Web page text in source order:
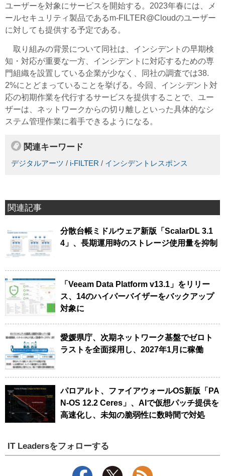
ユーザーを対象にサービスを開始する。2023年春には、メ
ールセキュリティ製品であるm-FILTER@Cloudのユーザー
に対しても提供する予定である。
取り組みの背景について同社は、インシデントの早期検
知・対応が重要な一方、インシデントに対応するための専
門組織を設置している企業が少なく、同社の調査では38.
2%にとどまっていることを挙げる。今回、インシデント対
応の初期作業を代行するサービスを提供することで、ユー
ザーは、ネットワークからの切り離しといった具体的なシ
ステム管理作業に着手できるようになる。
関連キーワード
デジタルアーツ / i-FILTER / インシデントレスポンス
関連記事
分散台帳ミドルウェア新版「ScalarDL 3.1
4」、長期運用時のストレージ使用量を抑制
「Veeam Data Platform v13.1」をリリー
ス、14のハイパーバイザーをバックアップ
対象に
愛媛県庁、次期ネットワーク基盤でゼロト
ラストを全面採用し、2027年1月に稼働
パロアルト、ファイアウォールOS新版「PA
N-OS 12.2 Ceres」、AIで仮想パッチ提供を
高速化し、未知の脆弱性に数時間で対処
IT Leadersをフォローする